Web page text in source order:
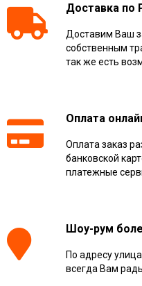
Доставка по
Доставим Ваш
собственным
так же есть
Оплата
Оплата заказ
банковской
платежные
Шоу-рум
По адресу
всегда Вам